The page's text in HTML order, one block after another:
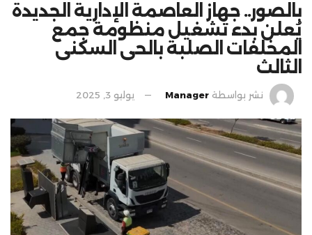
بالصور.. جهاز العاصمة الإدارية الجديدة
يُعلن بدء تشغيل منظومة جمع
المخلفات الصلبة بالحى السكنى
الثالث
نشر بواسطة Manager يوليو 3, 2025